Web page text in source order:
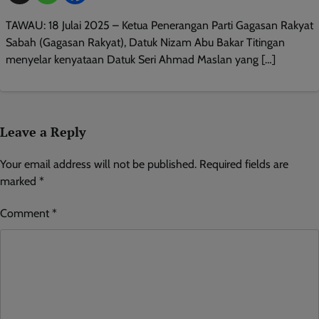
TAWAU: 18 Julai 2025 – Ketua Penerangan Parti Gagasan Rakyat
Sabah (Gagasan Rakyat), Datuk Nizam Abu Bakar Titingan
menyelar kenyataan Datuk Seri Ahmad Maslan yang […]
Leave a Reply
Your email address will not be published. Required fields are
marked *
Comment *